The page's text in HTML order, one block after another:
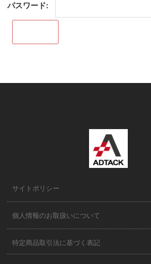
パスワード:
サイトポリシー
個人情報のお取扱いについて
特定商品取引法に基づく表記